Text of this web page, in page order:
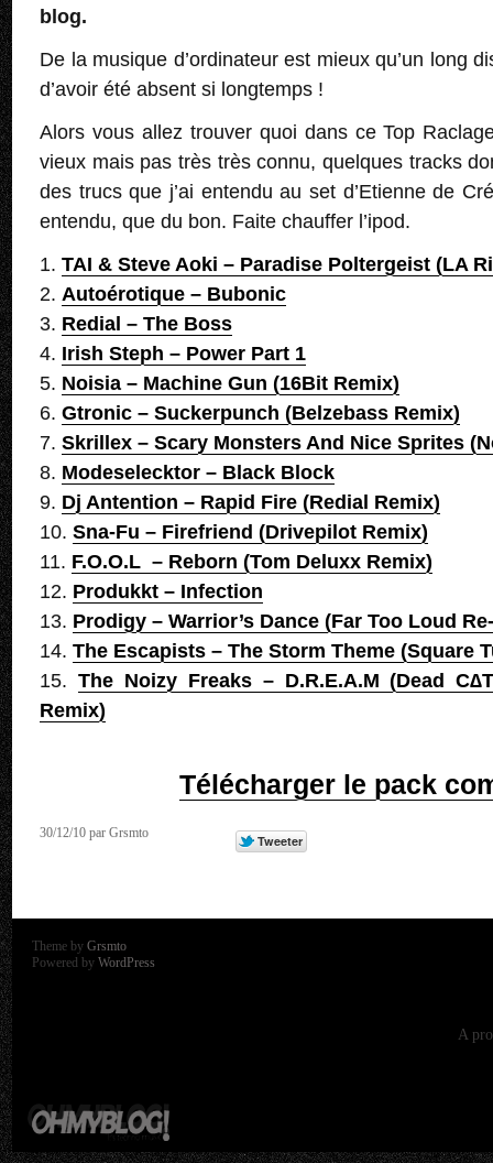
blog.
De la musique d’ordinateur est mieux qu’un long
d’avoir été absent si longtemps !
Alors vous allez trouver quoi dans ce Top
vieux mais pas très très connu, quelques tracks
des trucs que j’ai entendu au set d’Etienne de
entendu, que du bon. Faite chauffer l’ipod.
1. TAI & Steve Aoki – Paradise Poltergeist (LA
2. Autoérotique – Bubonic
3. Redial – The Boss
4. Irish Steph – Power Part 1
5. Noisia – Machine Gun (16Bit Remix)
6. Gtronic – Suckerpunch (Belzebass Remix)
7. Skrillex – Scary Monsters And Nice Sprites
8. Modeselecktor – Black Block
9. Dj Antention – Rapid Fire (Redial Remix)
10. Sna-Fu – Firefriend (Drivepilot Remix)
11. F.O.O.L – Reborn (Tom Deluxx Remix)
12. Produkkt – Infection
13. Prodigy – Warrior’s Dance (Far Too Loud
14. The Escapists – The Storm Theme (Square
15. The Noizy Freaks – D.R.E.A.M (Dead
Remix)
Télécharger le pack
30/12/10 par Grsmto
Theme by Grsmto
Powered by WordPress
A